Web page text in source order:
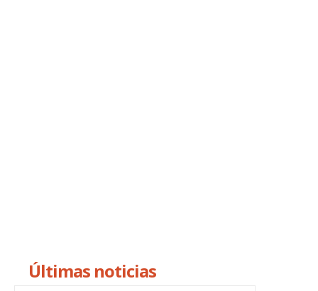
Últimas noticias